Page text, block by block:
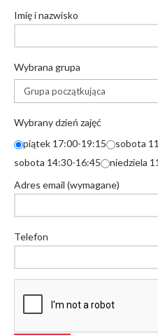
Imię i nazwisko
Wybrana grupa
Wybrany dzień zajęć
piątek 17:00-19:15
sobota
sobota 14:30-16:45
niedziela
Adres email (wymagane)
Telefon